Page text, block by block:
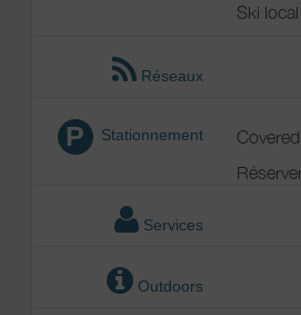
Ski local
Réseaux
P Stationnement
Services
Outdoors